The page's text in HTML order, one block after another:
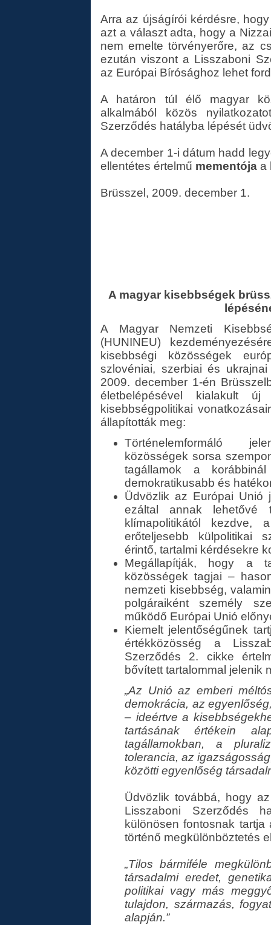
Arra az újságírói kérdésre,
azt a választ adta, hogy a
nem emelte törvényerőre, az
ezután viszont a Lisszaboni
az Európai Bírósághoz lehet
A határon túl élő magyar
alkalmából közös
Szerződés hatályba lépését
A december 1-i dátum hadd
ellentétes értelmű mementója a
Brüsszel, 2009. december 1.
A magyar kisebbségek
A Magyar Nemzeti
(HUNINEU)
kisebbségi közösségek
szlovéniai, szerbiai és
2009. december 1-én
életbelépésével kialakult
kisebbségpolitikai
állapították meg:
Történelemformáló
közösségek sorsa
tagállamok a
demokratikusabb és
Üdvözlik az Európai Unió
ezáltal annak
klímapolitikától
erőteljesebb külpolitikai
érintő, tartalmi kérdésekre
Megállapítják, hogy a
közösségek tagjai –
nemzeti kisebbség,
polgáraiként személy
működő Európai Unió
Kiemelt jelentőségűnek
értékközösség a
Szerződés 2. cikke
bővített tartalommal jelenik
„Az Unió az emberi
demokrácia, az
– ideértve a
tartásának értékein
tagállamokban, a
tolerancia, az
közötti egyenlőség
Üdvözlik továbbá, hogy
Lisszaboni Szerződés
különösen fontosnak
történő megkülönböztetés
„Tilos bármiféle
társadalmi eredet,
politikai vagy más
tulajdon, származás,
alapján.”